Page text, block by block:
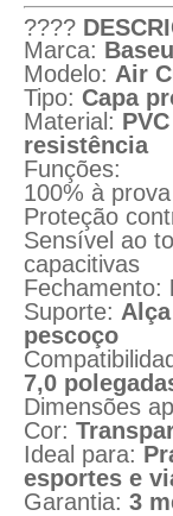
????
Marca:
Modelo: Air
Tipo: Capa
Material:
resistência
Funções:
100% à prova
Proteção
Sensível ao
capacitivas
Fechamento:
Suporte:
pescoço
7,0
Dimensões
Cor:
Ideal para:
esportes e
Garantia: 3